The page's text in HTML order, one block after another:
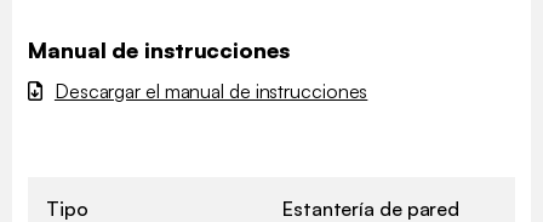
Manual de instrucciones
Descargar el manual de instrucciones
Tipo Estantería de pared